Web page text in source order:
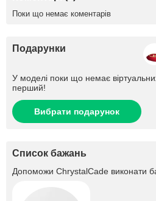
Поки що немає коментарів
Подарунки
У моделі поки що немає
перший!
Вибрати подарунок
Список бажань
Допоможи ChrystalCade виконати